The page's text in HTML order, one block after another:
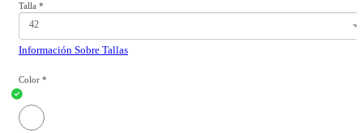
Talla *
42
Información Sobre Tallas
Color *